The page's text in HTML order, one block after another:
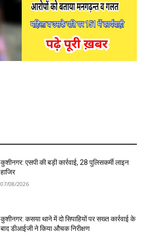
कुशीनगर: एसपी की बड़ी कार्रवाई, 28 पुलिसकर्मी लाइन
हाजिर
07/08/2026
कुशीनगर: कसया थाने में दो सिपाहियों पर सख्त कार्रवाई के
बाद डीआईजी ने किया औचक निरीक्षण